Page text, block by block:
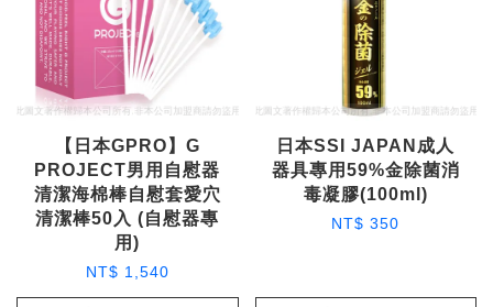
【日本GPRO】G
PROJECT男用自慰器
清潔海棉棒自慰套愛穴
清潔棒50入 (自慰器專
用)
NT$ 1,540
日本SSI JAPAN成人
器具專用59%金除菌消
毒凝膠(100ml)
NT$ 350